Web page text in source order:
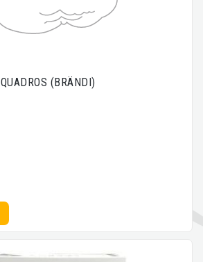
QUADROS (BRÄNDI)